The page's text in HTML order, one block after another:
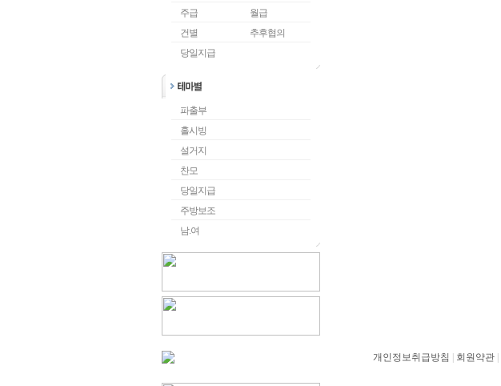
주급
월급
건별
추후협의
당일지급
파출부
홀시빙
설거지
찬모
당일지급
주방보조
남.여
개인정보취급방침 회원약관|